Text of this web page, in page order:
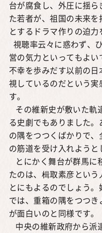
台が腐食し、外圧に揺
た若者が、祖国の未来
とするドラマ作りの迫力
視聴率云々に惑わず、
営の気力といってもよ
不幸を歩みだす以前の
視しているのだという
す。
その維新史が敷いた軌
る史劇でもありました
の隅をつつくばかりで
の筋道を受け入れようと
とにかく舞台が群馬に
たのは、楫取素彦とい
とにもよるのでしょう
では、重箱の隅をつつ
が面白いのと同様です。
中央の維新政府から派